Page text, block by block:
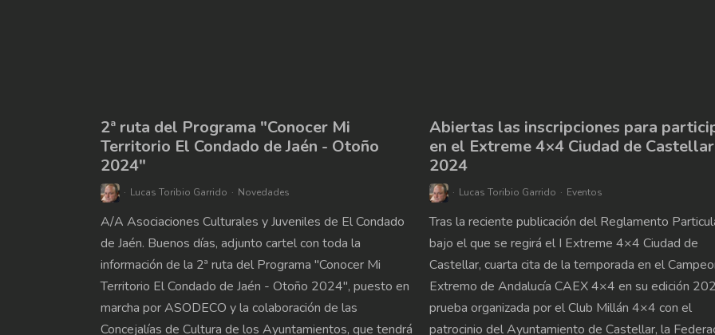
2ª ruta del Programa "Conocer Mi
Territorio El Condado de Jaén - Otoño
2024"
Lucas Toribio Garrido Novedades
A/A Asociaciones Culturales y Juveniles de El Condado
de Jaén. Buenos días, adjunto cartel con toda la
información de la 2ª ruta del Programa "Conocer Mi
Territorio El Condado de Jaén - Otoño 2024", puesto en
marcha por ASODECO y la colaboración de las
Concejalías de Cultura de los Ayuntamientos, que tendrá
Abiertas las inscripciones para
en el Extreme 4×4 Ciudad de Castellar
2024
Lucas Toribio Garrido Eventos
Tras la reciente publicación del Reglamento
bajo el que se regirá el I Extreme 4×4 Ciudad de
Castellar, cuarta cita de la temporada en el
Extremo de Andalucía CAEX 4×4 en su edición
prueba organizada por el Club Millán 4×4 con el
patrocinio del Ayuntamiento de Castellar, la